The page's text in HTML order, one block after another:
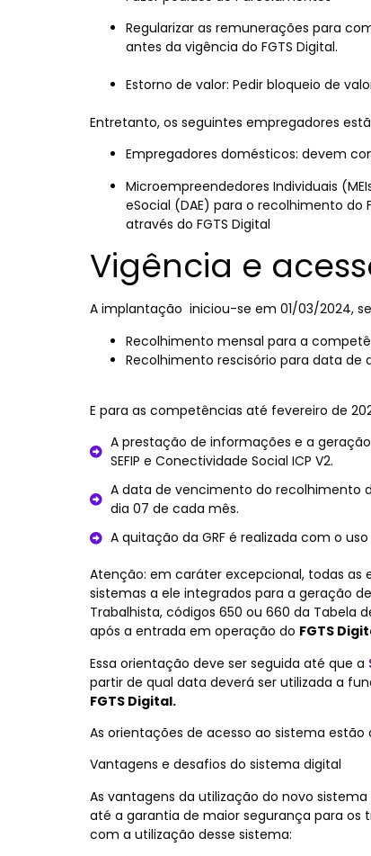
Regularizar as remunerações para
antes da vigência do FGTS Digital.
Estorno de valor: Pedir bloqueio de
Entretanto, os seguintes empregadores
Empregadores domésticos: devem
Microempreendedores Individuais
eSocial (DAE) para o recolhimento do
através do FGTS Digital
Vigência e
A implantação iniciou-se em 01/03/2024,
Recolhimento mensal para a
Recolhimento rescisório para data
E para as competências até fevereiro de
A prestação de informações e a
SEFIP e Conectividade Social ICP V2.
A data de vencimento do recolhimento
dia 07 de cada mês.
A quitação da GRF é realizada com o
Atenção: em caráter excepcional, todas as
sistemas a ele integrados para a geração
Trabalhista, códigos 650 ou 660 da Tabela
após a entrada em operação do FGTS
Essa orientação deve ser seguida até que a
partir de qual data deverá ser utilizada a
FGTS Digital.
As orientações de acesso ao sistema estão
Vantagens e desafios do sistema digital
As vantagens da utilização do novo
até a garantia de maior segurança para os
com a utilização desse sistema: